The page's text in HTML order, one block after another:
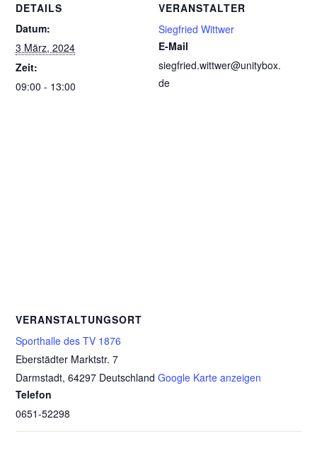
DETAILS
Datum:
3 März, 2024
Zeit:
09:00 - 13:00
VERANSTALTER
Siegfried Wittwer
E-Mail
siegfried.wittwer@unitybox.
de
VERANSTALTUNGSORT
Sporthalle des TV 1876
Eberstädter Marktstr. 7
Darmstadt, 64297 Deutschland Google Karte anzeigen
Telefon
0651-52298